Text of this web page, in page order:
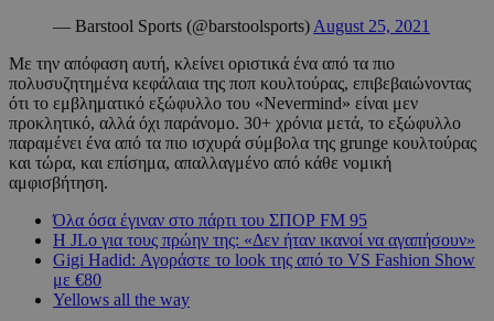
— Barstool Sports (@barstoolsports)August 25, 2021
Με την απόφαση αυτή, κλείνει οριστικά ένα από τα πιο
πολυσυζητημένα κεφάλαια της ποπ κουλτούρας, επιβεβαιώνοντας
ότι το εμβληματικό εξώφυλλο του «Nevermind» είναι μεν
προκλητικό, αλλά όχι παράνομο. 30+ χρόνια μετά, το εξώφυλλο
παραμένει ένα από τα πιο ισχυρά σύμβολα της grunge κουλτούρας
και τώρα, και επίσημα, απαλλαγμένο από κάθε νομική
αμφισβήτηση.
Όλα όσα έγιναν στο πάρτι του ΣΠΟΡ FM 95
Η JLo για τους πρώην της: «Δεν ήταν ικανοί να αγαπήσουν»
Gigi Hadid: Αγοράστε το look της από το VS Fashion Show
με €80
Yellows all the way